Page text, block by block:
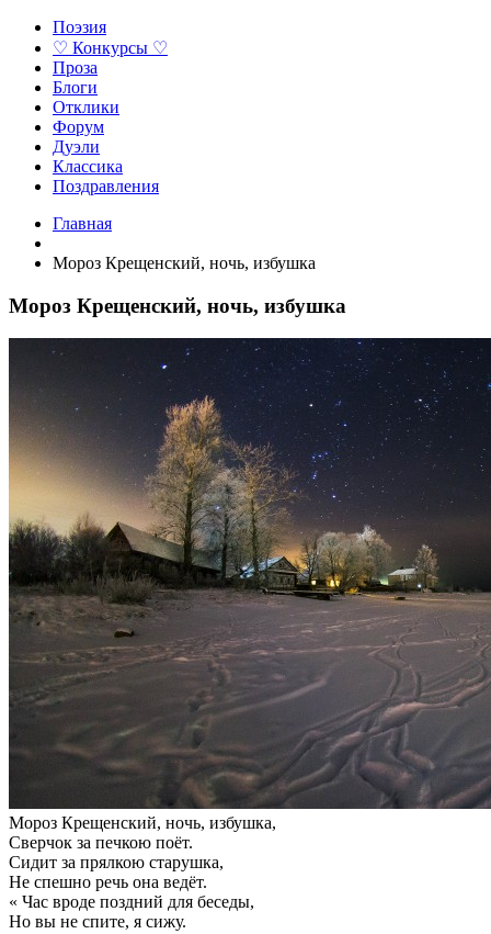
Поэзия
♡ Конкурсы ♡
Проза
Блоги
Отклики
Форум
Дуэли
Классика
Поздравления
Главная
Мороз Крещенский, ночь, избушка
Мороз Крещенский, ночь, избушка
Мороз Крещенский, ночь, избушка,
Сверчок за печкою поёт.
Сидит за прялкою старушка,
Не спешно речь она ведёт.
« Час вроде поздний для беседы,
Но вы не спите, я сижу.